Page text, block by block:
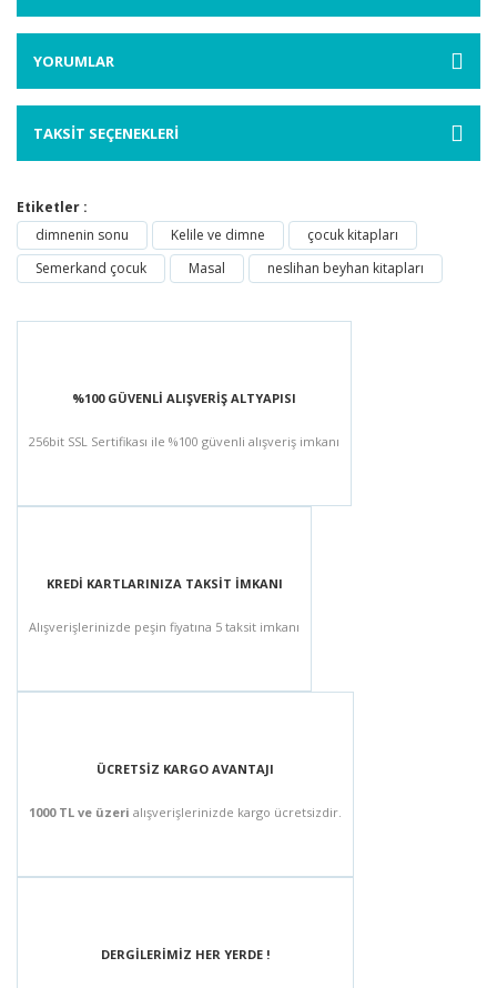
YORUMLAR
TAKSİT SEÇENEKLERİ
Etiketler :
dimnenin sonu
Kelile ve dimne
çocuk kitapları
Semerkand çocuk
Masal neslihan beyhan kitapları
%100 GÜVENLİ ALIŞVERİŞ ALTYAPISI
256bit SSL Sertifikası ile %100 güvenli alışveriş imkanı
KREDİ KARTLARINIZA TAKSİT İMKANI
Alışverişlerinizde peşin fiyatına 5 taksit imkanı
ÜCRETSİZ KARGO AVANTAJI
1000 TL ve üzeri alışverişlerinizde kargo ücretsizdir.
DERGİLERİMİZ HER YERDE !